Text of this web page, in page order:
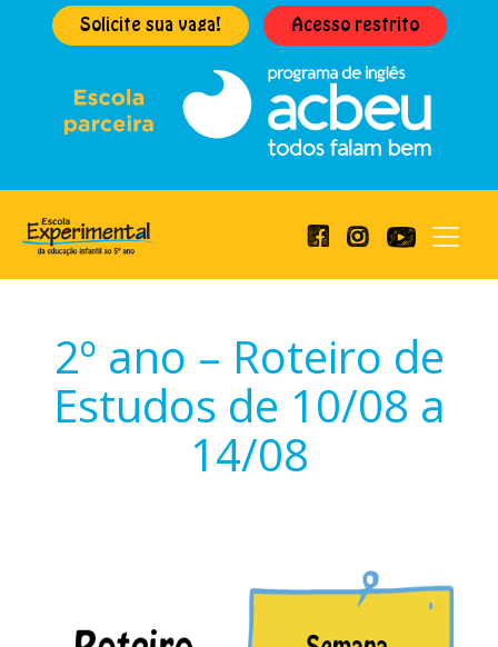
Solicite sua vaga! Acesso restrito
2º ano – Roteiro de
Estudos de 10/08 a
14/08